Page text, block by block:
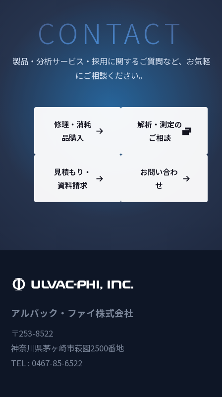
CONTACT
製品・分析サービス・採用に関するご質問など、お気軽
にご相談ください。
修理・消耗
品購入
解析・測定の
ご相談
見積もり・
資料請求
お問い合わ
せ
アルバック・ファイ株式会社
〒253-8522
神奈川県茅ヶ崎市萩園2500番地
TEL : 0467-85-6522